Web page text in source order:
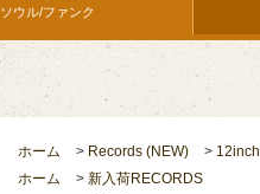
ソウル/ファンク
ホーム > Records (NEW) >
ホーム
> 新入荷RECORDS